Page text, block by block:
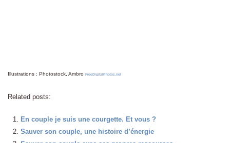
Illustrations : Photostock, Ambro FreeDigitalPhotos.net
Related posts:
En couple je suis une courgette. Et vous ?
Sauver son couple, une histoire d’énergie